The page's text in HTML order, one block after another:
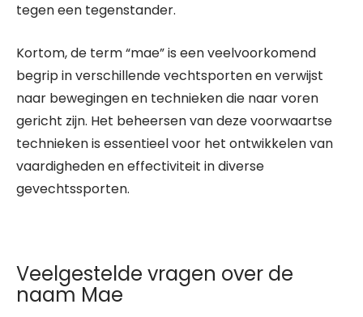
tegen een tegenstander.
Kortom, de term “mae” is een veelvoorkomend
begrip in verschillende vechtsporten en verwijst
naar bewegingen en technieken die naar voren
gericht zijn. Het beheersen van deze voorwaartse
technieken is essentieel voor het ontwikkelen van
vaardigheden en effectiviteit in diverse
gevechtssporten.
Veelgestelde vragen over de
naam Mae